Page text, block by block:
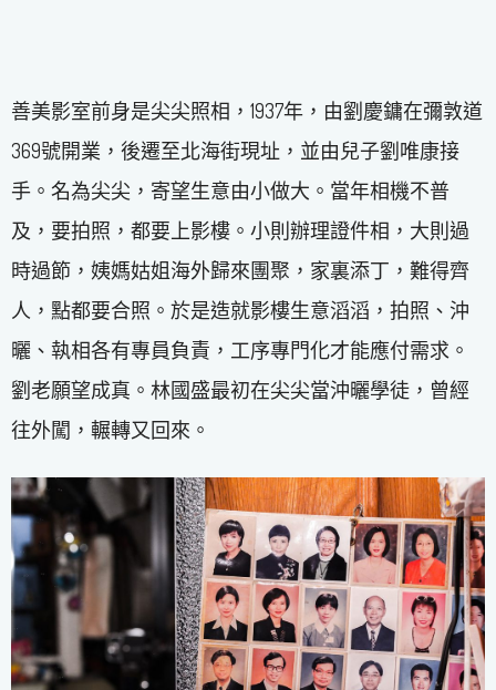
善美影室前身是尖尖照相，1937年，由劉慶鏞在彌敦道
369號開業，後遷至北海街現址，並由兒子劉唯康接
手。名為尖尖，寄望生意由小做大。當年相機不普
及，要拍照，都要上影樓。小則辦理證件相，大則過
時過節，姨媽姑姐海外歸來團聚，家裏添丁，難得齊
人，點都要合照。於是造就影樓生意滔滔，拍照、沖
曬、執相各有專員負責，工序專門化才能應付需求。
劉老願望成真。林國盛最初在尖尖當沖曬學徒，曾經
往外闖，輾轉又回來。